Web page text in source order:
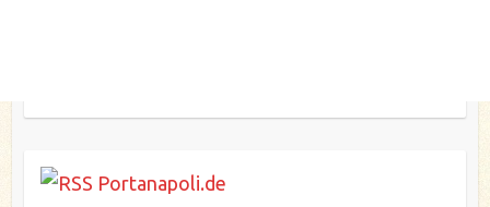
Portanapoli.de